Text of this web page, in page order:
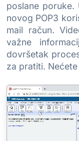
poslane
novog POP3
mail račun.
važne
dovršetak
za pratiti.